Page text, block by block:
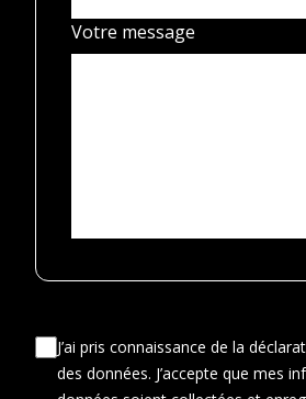
Votre message
J’ai pris connaissance de la
des données. J’accepte que mes